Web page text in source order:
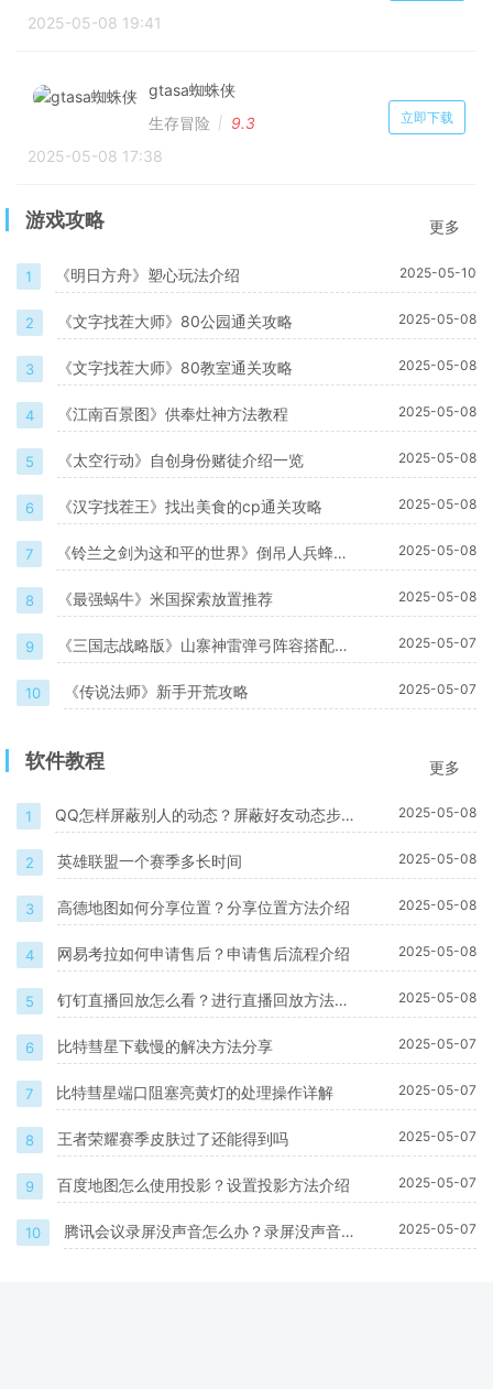
2025-05-08 19:41
gtasa蜘蛛侠
生存冒险
9.3
2025-05-08 17:38
立即下载
游戏攻略 更多
1 《明日方舟》塑心玩法介绍 2025-05-10
2 《文字找茬大师》80公园通关攻略 2025-05-08
3 《文字找茬大师》80教室通关攻略 2025-05-08
4 《江南百景图》供奉灶神方法教程 2025-05-08
5 《太空行动》自创身份赌徒介绍一览 2025-05-08
6 《汉字找茬王》找出美食的cp通关攻略 2025-05-08
7
《铃兰之剑为这和平的世界》倒吊人兵蜂角
色介绍一览
2025-05-08
8 《最强蜗牛》米国探索放置推荐 2025-05-08
9
《三国志战略版》山寨神雷弹弓阵容搭配一
览
2025-05-07
10 《传说法师》新手开荒攻略 2025-05-07
软件教程 更多
1
QQ怎样屏蔽别人的动态？屏蔽好友动态步
骤一览
2025-05-08
2 英雄联盟一个赛季多长时间 2025-05-08
3 高德地图如何分享位置？分享位置方法介绍 2025-05-08
4 网易考拉如何申请售后？申请售后流程介绍 2025-05-08
5
钉钉直播回放怎么看？进行直播回放方法一
览
2025-05-08
6 比特彗星下载慢的解决方法分享 2025-05-07
7 比特彗星端口阻塞亮黄灯的处理操作详解 2025-05-07
8 王者荣耀赛季皮肤过了还能得到吗 2025-05-07
9 百度地图怎么使用投影？设置投影方法介绍 2025-05-07
10
腾讯会议录屏没声音怎么办？录屏没声音处
理方法介绍
2025-05-07